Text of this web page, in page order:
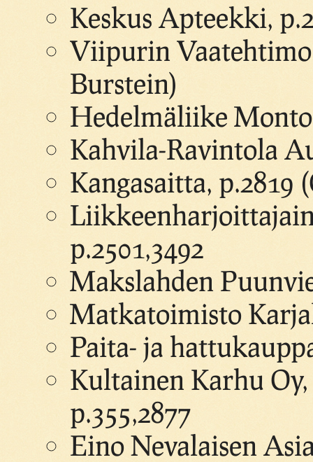
Keskus Apteekki,
Viipurin Vaatehtimo
Burstein)
Hedelmäliike
Kahvila-Ravintola
Kangasaitta,
p.2501,3492
Makslahden
Matkatoimisto
Paita- ja
Kultainen Karhu
p.355,2877
Eino Nevalaisen